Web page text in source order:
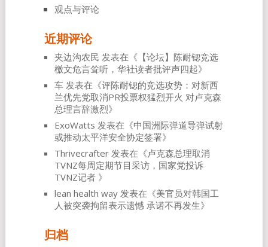
观点与评论
近期评论
夹边沟农民 发表在《 【论坛】陈耐锶竞选
檄文危言耸听，华社读者批评声四起》
车发表在《评陈耐锶的竞选攻势：对新西
兰优先党取消PR投票权猛烈开火 对卢克森
总理言辞激烈》
ExoWatts 发表在《中国洲际弹道导弹试射
或推动太平洋安全协定签署》
Thrivecrafter发表在《卢克森总理取消
TVNZ每周定期节目采访，国家党投诉
TVNZ记者 》
lean health way发表在《美官员对韩国工
人被突袭拘留表示遗憾 承诺不再发生》
归档